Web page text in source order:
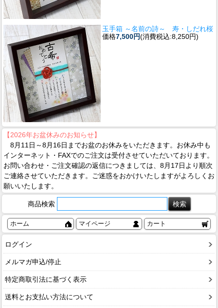
玉手箱 ～名前の詩～ 寿・しだれ桜
価格7,500円(消費税込:8,250円)
【2026年お盆休みのお知らせ】
8月11日～8月16日までお盆のお休みをいただきます。お休み中も
インターネット・FAXでのご注文は受付させていただいております。
お問い合わせ・ご注文確認の返信につきましては、8月17日より順次
ご連絡させていただきます。ご迷惑をおかけいたしますがよろしくお
願いいたします。
商品検索
ホーム マイページ カート
ログイン
メルマガ申込/停止
特定商取引法に基づく表示
送料とお支払い方法について